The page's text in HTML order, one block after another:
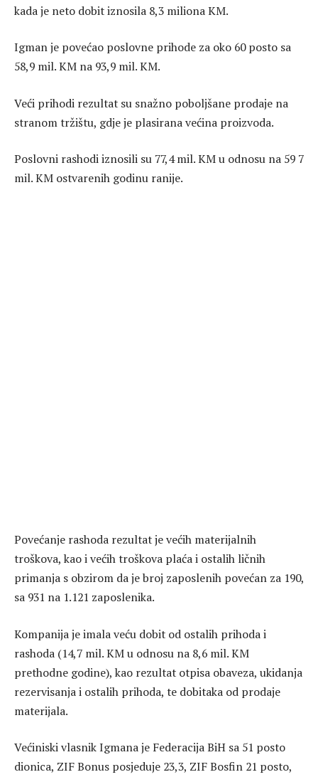
kada je neto dobit iznosila 8,3 miliona KM.
Igman je povećao poslovne prihode za oko 60 posto sa
58,9 mil. KM na 93,9 mil. KM.
Veći prihodi rezultat su snažno poboljšane prodaje na
stranom tržištu, gdje je plasirana većina proizvoda.
Poslovni rashodi iznosili su 77,4 mil. KM u odnosu na 59 7
mil. KM ostvarenih godinu ranije.
Povećanje rashoda rezultat je većih materijalnih
troškova, kao i većih troškova plaća i ostalih ličnih
primanja s obzirom da je broj zaposlenih povećan za 190,
sa 931 na 1.121 zaposlenika.
Kompanija je imala veću dobit od ostalih prihoda i
rashoda (14,7 mil. KM u odnosu na 8,6 mil. KM
prethodne godine), kao rezultat otpisa obaveza, ukidanja
rezervisanja i ostalih prihoda, te dobitaka od prodaje
materijala.
Većiniski vlasnik Igmana je Federacija BiH sa 51 posto
dionica, ZIF Bonus posjeduje 23,3, ZIF Bosfin 21 posto,